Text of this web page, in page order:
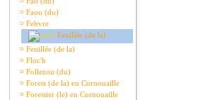
¤ Faou (du)
¤ Febvre
Feuillée (de la)
¤ Feuillée (de la)
¤ Floc'h
¤ Follezou (du)
¤ Forest (de la) en Cornouaille
¤ Forestier (le) en Cornouaille